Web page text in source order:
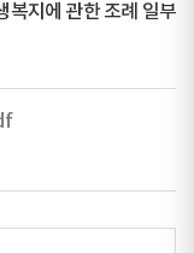
복지에 관한 조례 일부